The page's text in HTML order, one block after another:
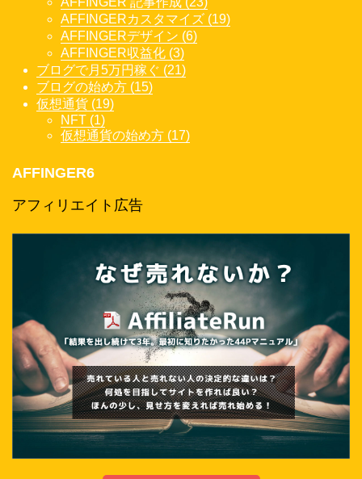
AFFINGERカスタマイズ (19)
AFFINGERデザイン (6)
AFFINGER収益化 (3)
ブログで月5万円稼ぐ (21)
ブログの始め方 (15)
仮想通貨 (19)
NFT (1)
仮想通貨の始め方 (17)
AFFINGER6
アフィリエイト広告